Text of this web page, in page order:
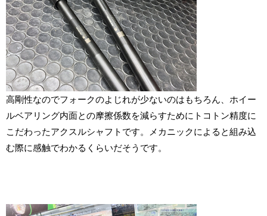
高剛性なのでフォークのよじれが少ないのはもちろん、ホイー
ルベアリング内面との摩擦係数を減らすためにトコトン精度に
こだわったアクスルシャフトです。メカニックによると組み込
む際に感触でわかるくらいだそうです。